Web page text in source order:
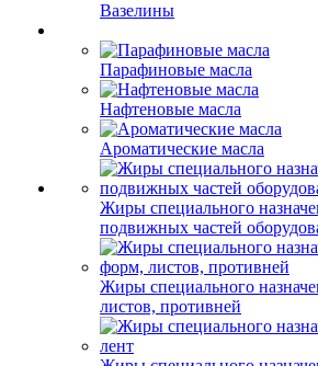
Вазелины
Парафиновые масла
Нафтеновые масла
Ароматические масла
Жиры специального
подвижных частей
Жиры специального
листов, противней